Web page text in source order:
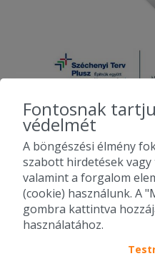
2010-2026 Copyright -
Pizza, gyros, hamburger,
Fontosnak
védelmét
A böngészési élmény
szabott hirdetések
valamint a forgalom
(cookie) használunk. A
gombra kattintva
használatához.